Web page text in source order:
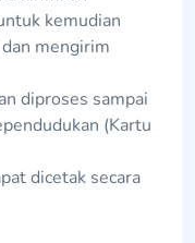
kemudian
mengirim
diproses sampai
(Kartu
dicetak secara